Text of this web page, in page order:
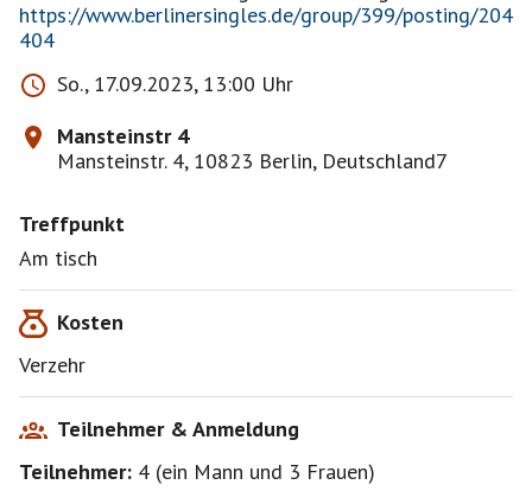
https://www.berlinersingles.de/group/399/posting/204
404
So., 17.09.2023, 13:00 Uhr
Mansteinstr 4
Mansteinstr. 4, 10823 Berlin, Deutschland7
Treffpunkt
Am tisch
Kosten
Verzehr
Teilnehmer & Anmeldung
Teilnehmer: 4 (ein Mann und 3 Frauen)